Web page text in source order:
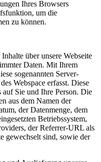
Ihres Browsers
um die
zu können.
über unsere Webseite
Daten. Mit Ihrem
sogenannten Server-
Webspace erfasst. Diese
Sie und Ihre Person. Die
aus dem Namen der
der Datenmenge, dem
Betriebssystem,
der Referrer-URL als
gewechselt sind, sowie der